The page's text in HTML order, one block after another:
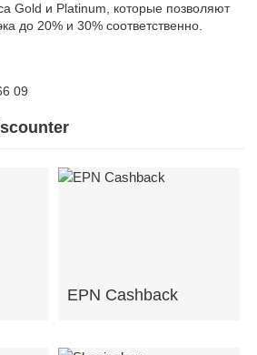
Gold и Platinum, которые позволяют
до 20% и 30% соответственно.
09
EPN Cashback